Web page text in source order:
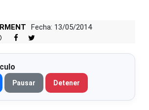
Fecha: 13/05/2014
Pausar Detener